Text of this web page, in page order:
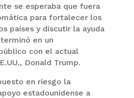
se esperaba que fuera
para fortalecer los
países y discutir la ayuda
en un
con el actual
Donald Trump.
en riesgo la
estadounidense a